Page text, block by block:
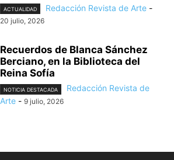
ACTUALIDAD Redacción Revista de Arte -
20 julio, 2026
Recuerdos de Blanca Sánchez
Berciano, en la Biblioteca del
Reina Sofía
NOTICIA DESTACADA
Redacción Revista de
Arte - 9 julio, 2026